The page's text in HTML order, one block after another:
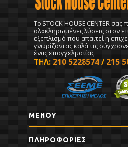
To STOCK HOUSE CENTER σας
ολοκληρωμένες λύσεις στον
εξοπλισμό που απαιτεί η
γνωρίζοντας καλά τις
ένας επαγγελματίας.
ΤΗΛ: 210 5228574 / 215
ΜΕΝΟΥ
ΠΛΗΡΟΦΟΡΊΕΣ